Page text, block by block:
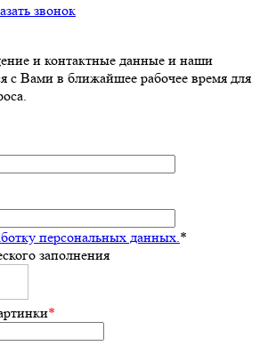
звонок
и контактные данные и наши
с Вами в ближайшее рабочее время для
персональных данных.*
заполнения
*